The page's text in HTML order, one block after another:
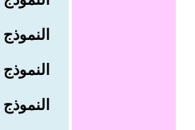
النموذج 22
النموذج 23
النموذج 24